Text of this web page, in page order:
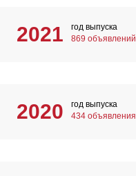
2021
год выпуска
869 объявлений
2020
год выпуска
434 объявления